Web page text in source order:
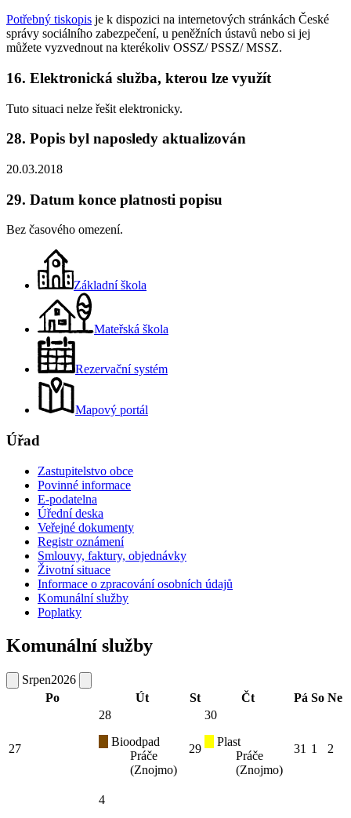
Potřebný tiskopis je k dispozici na internetových stránkách České
správy sociálního zabezpečení, u peněžních ústavů nebo si jej
můžete vyzvednout na kterékoliv OSSZ/ PSSZ/ MSSZ.
16. Elektronická služba, kterou lze využít
Tuto situaci nelze řešit elektronicky.
28. Popis byl naposledy aktualizován
20.03.2018
29. Datum konce platnosti popisu
Bez časového omezení.
Základní škola
Mateřská škola
Rezervační systém
Mapový portál
Úřad
Zastupitelstvo obce
Povinné informace
E-podatelna
Úřední deska
Veřejné dokumenty
Registr oznámení
Smlouvy, faktury, objednávky
Životní situace
Informace o zpracování osobních údajů
Komunální služby
Poplatky
Komunální služby
Srpen2026
Po
Út St Čt Pá So Ne
27
28
Bioodpad
Práče
(Znojmo)
29
30
Plast
Práče
(Znojmo)
31 1 2
4